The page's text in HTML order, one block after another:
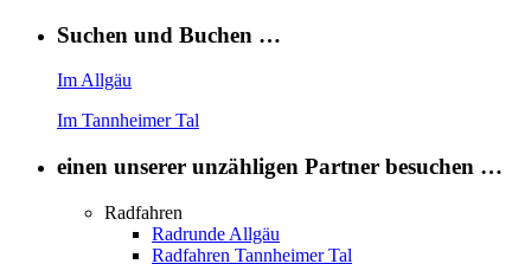
Suchen und Buchen …
Im Allgäu
Im Tannheimer Tal
einen unserer unzähligen Partner besuchen …
Radfahren
Radrunde Allgäu
Radfahren Tannheimer Tal